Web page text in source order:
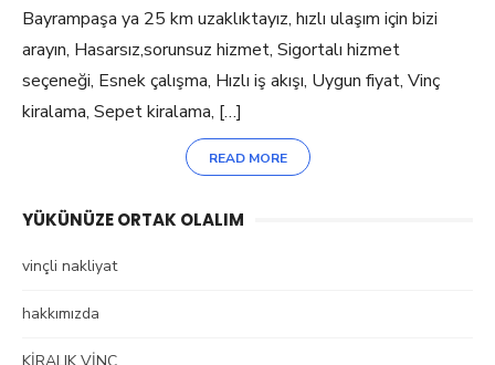
Bayrampaşa ya 25 km uzaklıktayız, hızlı ulaşım için bizi
arayın, Hasarsız,sorunsuz hizmet, Sigortalı hizmet
seçeneği, Esnek çalışma, Hızlı iş akışı, Uygun fiyat, Vinç
kiralama, Sepet kiralama, […]
READ MORE
YÜKÜNÜZE ORTAK OLALIM
vinçli nakliyat
hakkımızda